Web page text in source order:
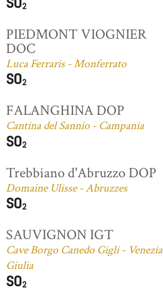
PIEDMONT VIOGNIER
DOC
Luca Ferraris - Monferrato
FALANGHINA DOP
Cantina del Sannio - Campania
Trebbiano d'Abruzzo DOP
Domaine Ulisse - Abruzzes
SAUVIGNON IGT
Cave Borgo Canedo Gigli - Venezia
Giulia